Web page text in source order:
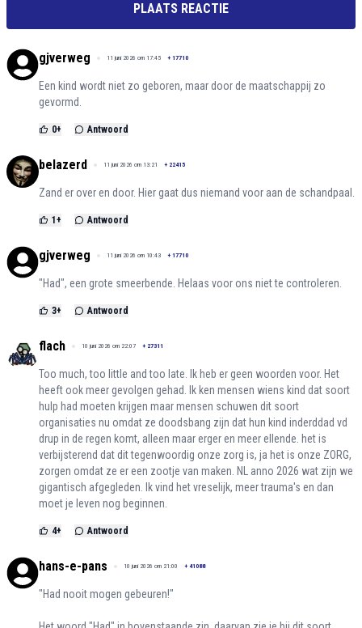
PLAATS REACTIE
gjverweg 11 juni 2026 om 17:45 + 17710
Een kind wordt niet zo geboren, maar door de maatschappij zo
gevormd.
0+ Antwoord
belazerd 11 juni 2026 om 13:21 + 22415
Zand er over en door. Hier gaat dus niemand voor aan de schandpaal.
1 + Antwoord
gjverweg 11 juni 2026 om 10:43 + 17710
"Had", een grote smeerbende. Helaas voor ons niet te controleren.
3+ Antwoord
flach 10 juni 2026 om 22:07 + 27311
Too much, too little and too late. Ik heb er geen woorden voor. Het
heeft ook meer gevolgen gehad. Ik ken mensen wiens kind dat soort
hulp had moeten krijgen maar mensen schuwen dit soort
organisaties nu omdat ze doodsbang zijn dat hun kind inderddad vd
drup in de regen komt, alleen maar erger en meer ellende. het is
verbijsterend dat dit tegenwoordig onze zorg is, ja het is onze ZORG,
zorgen omdat ze er een zootje van maken. NL anno 2026 wat zijn we
gigantisch afgegleden. Ik vind het vreselijk, meer trauma's en dan
moet je leven nog beginnen.
4+ Antwoord
hans-e-pans 10 juni 2026 om 21:00 + 41088
"Had nooit mogen gebeuren!"